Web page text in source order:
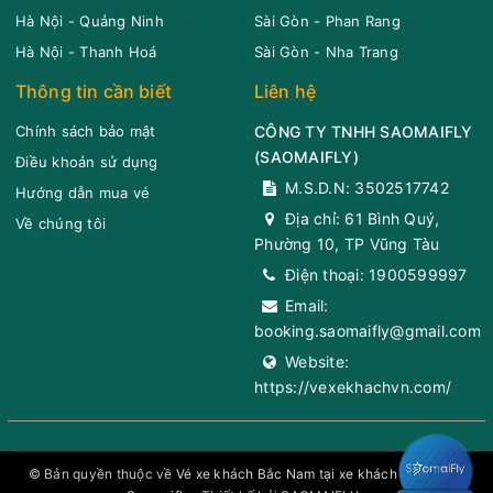
Vòng Xoay Gò
Đậu
Ba Mươi Tháng
Bình Dương,
Vietnam, Bình
Dương
18:00 Xem vị trí
18:03 Xem vị trí
QL13, Bình
Dương
Giá vé: 490.000 Còn trống:11
18:1208/08/2026 (12 giờ 28 phút)
AEON MALL Bình
Dương
Văn phòng Bình
Định
Limousine 24 Phòng...
Còn trống:11 Chọn mua
Big C Quy Nhơn
Tài Phát Limousine Limousine 24 Phòng...
Hà Nội - Quảng Ninh
Hà Nội - Thanh Hoá
Sài Gòn - Phan Rang
Sài Gòn - Nha Trang
Thông tin cần biết
Chính sách bảo mật
Điều khoản sử dụng
Hướng dẫn mua vé
Về chúng tôi
Liên hệ
CÔNG TY TNHH SAOMAIFLY
(SAOMAIFLY)
M.S.D.N: 3502517742
Địa chỉ: 61 Bình Quý,
Phường 10, TP Vũng Tàu
Điện thoại: 1900599997
Email:
booking.saomaifly@gmail.com
Website:
https://vexekhachvn.com/
© Bản quyền thuộc về Vé xe khách Bắc Nam tại xe khách toàn quốc